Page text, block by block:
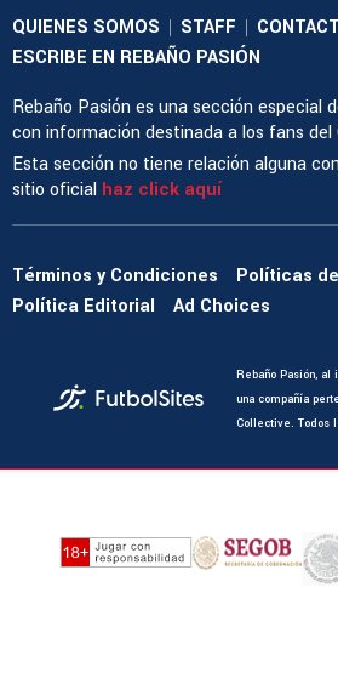
QUIENES SOMOS | STAFF |
ESCRIBE EN REBAÑO PASIÓN
Rebaño Pasión es una sección especial
con información destinada a los fans del
Esta sección no tiene relación alguna
sitio oficial haz click aquí
Términos y Condiciones
Políticas
Política Editorial
Ad Choices
Rebaño Pasión, al
una compañía
Collective. Todos